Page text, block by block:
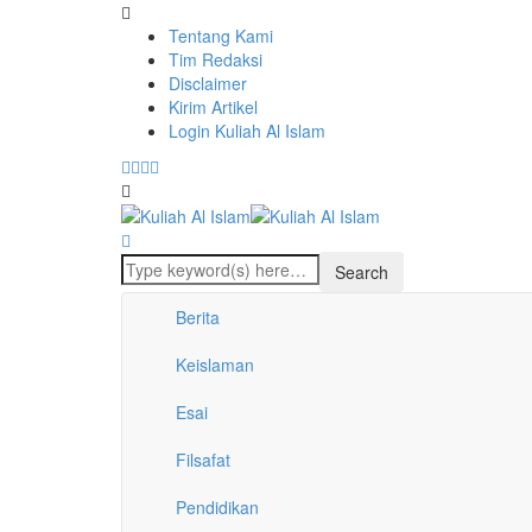
Tentang Kami
Tim Redaksi
Disclaimer
Kirim Artikel
Login Kuliah Al Islam
Berita
Keislaman
Esai
Filsafat
Pendidikan